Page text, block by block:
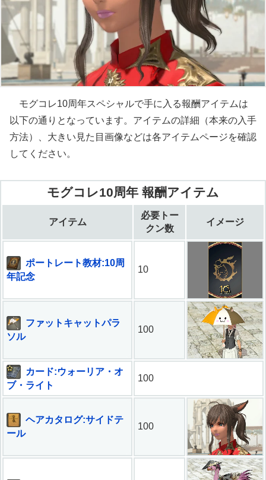
モグコレ10周年スペシャルで手に入る報酬アイテムは
以下の通りとなっています。アイテムの詳細（本来の入手
方法）、大きい見た目画像などは各アイテムページを確認
してください。
モグコレ10周年 報酬アイテム
アイテム
必要トー
クン数
イメージ
ポートレート教材:10周
年記念
10
ファットキャットパラ
ソル
100
カード:ウォーリア・オ
ブ・ライト
100
ヘアカタログ:サイドテ
ール
100